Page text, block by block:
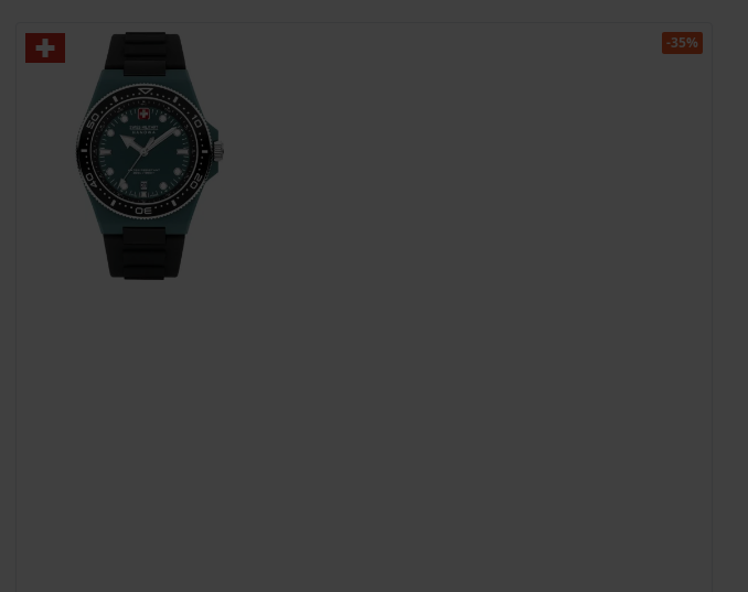
-35%